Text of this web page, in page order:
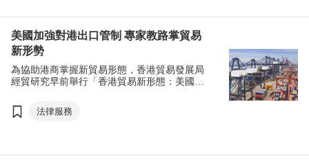
美國加強對港出口管制 專家教路掌貿易
新形勢
為協助港商掌握新貿易形態，香港貿易發展局
經貿研究早前舉行「香港貿易新形態：美國加
司董事總經理彭郁竹及高級總監葉晞彤，向中
小企提供應對新貿易形勢的錦囊。
法律服務